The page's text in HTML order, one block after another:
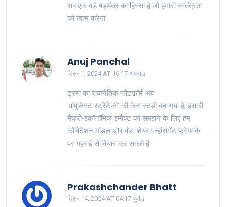
सब एक बड़े षड्यंत्र का हिस्सा है जो हमारी स्वतंत्रता
को खत्म करेगा
Anuj Panchal
दिस॰ 1, 2024 AT 16:17 अपराह्न
ट्रम्प का राजनैतिक प्लैटफ़ॉर्म अब
'पॉपुलिस्ट‑स्ट्रैटेजी' की केस स्टडी बन गया है, इसकी
मैक्रो‑इकॉनॉमिक इम्पैक्ट को समझने के लिए हम
कोविटेशन मॉडल और वोट‑शेयर एन्हांसमेंट फ्रेमवर्क
पर गहराई से विचार कर सकते हैं
Prakashchander Bhatt
दिस॰ 14, 2024 AT 04:17 पूर्वाह्न